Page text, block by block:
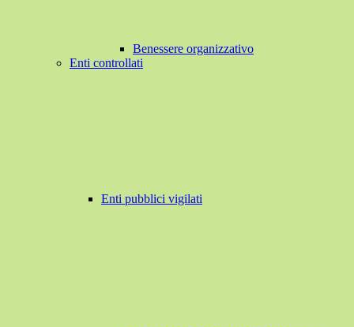
Benessere organizzativo
Enti controllati
Enti pubblici vigilati